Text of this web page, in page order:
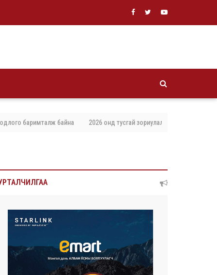
баримталж байна 2026 онд тусгай зориулалтаар агнах, барих